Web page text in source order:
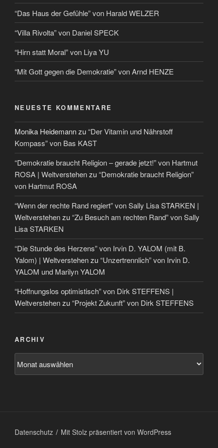
“Das Haus der Gefühle” von Harald WELZER
“Villa Rivolta” von Daniel SPECK
“Hirn statt Moral” von Liya YU
“Mit Gott gegen die Demokratie” von Arnd HENZE
NEUESTE KOMMENTARE
Monika Heidemannzu“Der Vitamin und Nährstoff
Kompass” von Bas KAST
“Demokratie braucht Religion – gerade jetzt!” von Hartmut
ROSA | Weltverstehenzu“Demokratie braucht Religion”
von Hartmut ROSA
“Wenn der rechte Rand regiert” von Sally Lisa STARKEN |
Weltverstehenzu“Zu Besuch am rechten Rand” von Sally
Lisa STARKEN
“Die Stunde des Herzens” von Irvin D. YALOM (mit B.
Yalom) | Weltverstehenzu“Unzertrennlich” von Irvin D.
YALOM und Marilyn YALOM
“Hoffnungslos optimistisch” von Dirk STEFFENS |
Weltverstehenzu“Projekt Zukunft” von Dirk STEFFENS
ARCHIV
Datenschutz Mit Stolz präsentiert von WordPress